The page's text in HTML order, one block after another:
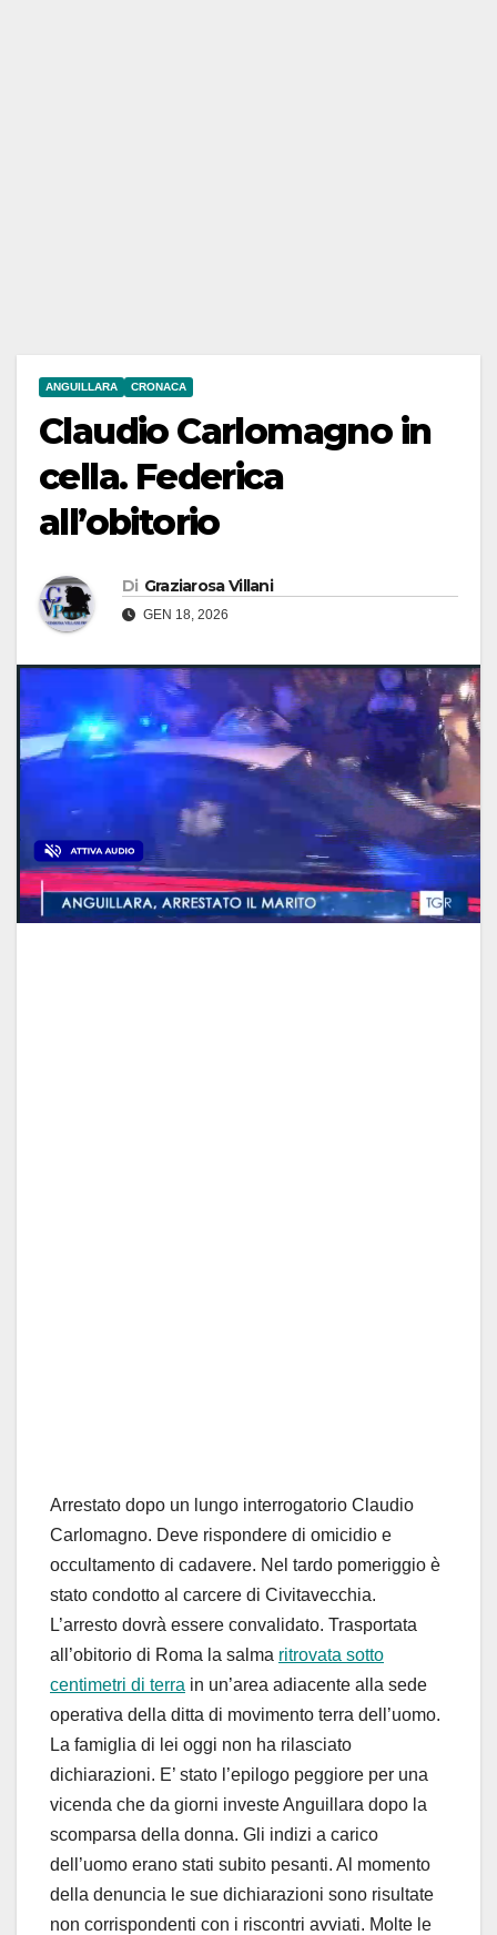
ANGUILLARA CRONACA
Claudio Carlomagno in
cella. Federica
all’obitorio
Di Graziarosa Villani
GEN 18, 2026
Arrestato dopo un lungo interrogatorio Claudio
Carlomagno. Deve rispondere di omicidio e
occultamento di cadavere. Nel tardo pomeriggio è
stato condotto al carcere di Civitavecchia.
L’arresto dovrà essere convalidato. Trasportata
all’obitorio di Roma la salma ritrovata sotto
centimetri di terra in un’area adiacente alla sede
operativa della ditta di movimento terra dell’uomo.
La famiglia di lei oggi non ha rilasciato
dichiarazioni. E’ stato l’epilogo peggiore per una
vicenda che da giorni investe Anguillara dopo la
scomparsa della donna. Gli indizi a carico
dell’uomo erano stati subito pesanti. Al momento
della denuncia le sue dichiarazioni sono risultate
non corrispondenti con i riscontri avviati. Molte le